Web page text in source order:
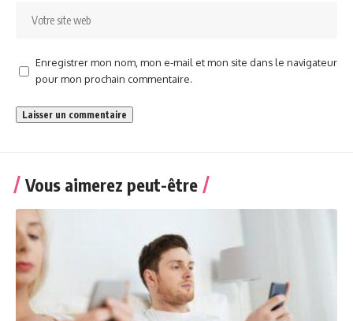
Enregistrer mon nom, mon e-mail et mon site dans le navigateur
pour mon prochain commentaire.
Vous aimerez peut-être